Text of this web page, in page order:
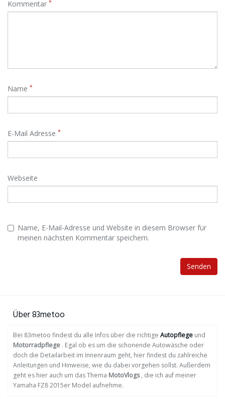
Kommentar *
Name *
E-Mail Adresse *
Webseite
Name, E-Mail-Adresse und Website in diesem Browser für
meinen nächsten Kommentar speichern.
Über 83metoo
Bei 83metoo findest du alle Infos über die richtige Autopflege und
Motorradpflege . Egal ob es um die schonende Autowäsche oder
doch die Detailarbeit im Innenraum geht, hier findest du zahlreiche
Anleitungen und Hinweise, wie du dabei vorgehen sollst. Außerdem
geht es hier auch um das Thema MotoVlogs, die ich auf meiner
Yamaha FZ8 2015er Model aufnehme.